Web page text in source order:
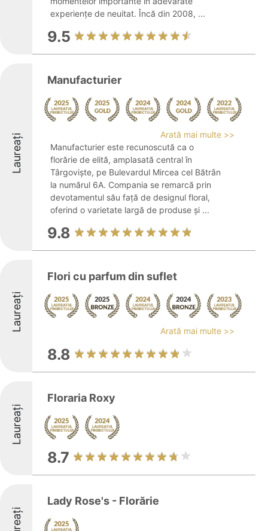
experiențe de neuitat. Încă din 2008, ...
9.5
Laureați
Manufacturier
Arată mai multe >>
Manufacturier este recunoscută ca o
florărie de elită, amplasată central în
Târgoviște, pe Bulevardul Mircea cel Bătrân
la numărul 6A. Compania se remarcă prin
devotamentul său față de designul floral,
oferind o varietate largă de produse și ...
9.8
Laureați
Flori cu parfum din suflet
Arată mai multe >>
8.8
Laureați
Floraria Roxy
8.7
Lady Rose's - Florărie